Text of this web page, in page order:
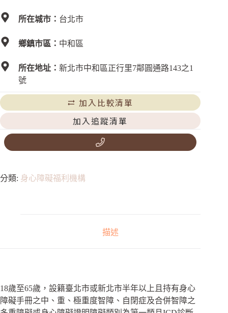
所在城市： 台北市
鄉鎮市區： 中和區
所在地址： 新北市中和區正行里7鄰圓通路143之1
號
加入比較清單
加入追蹤清單
分類: 身心障礙福利機構
描述
18歲至65歲，設籍臺北市或新北市半年以上且持有身心
障礙手冊之中、重、極重度智障、自閉症及合併智障之